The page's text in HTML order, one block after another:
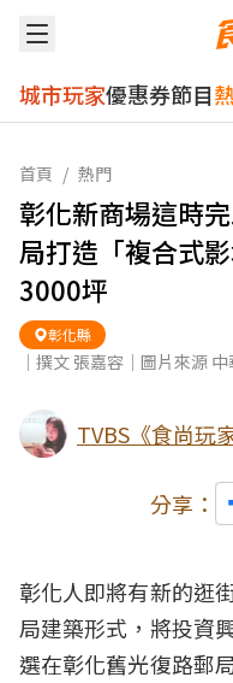
城市玩家優惠券節目
首頁 / 熱門
彰化新商場這時
局打造「複合式
3000坪
彰化縣
｜撰文 張嘉容｜圖片來源
TVBS《食尚玩
分享：
彰化人即將有新的逛
局建築形式，將投資
選在彰化舊光復路郵